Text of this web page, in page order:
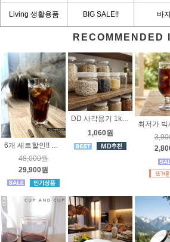
Living 생활용품 BIG SALE!! 바
RECOMMENDED
48,000원
29,900원
1,060원